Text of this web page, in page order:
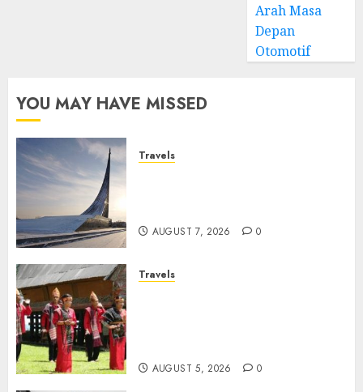
Arah Masa
Depan
Otomotif
YOU MAY HAVE MISSED
Travels
AUGUST 7, 2026 0
Travels
AUGUST 5, 2026 0